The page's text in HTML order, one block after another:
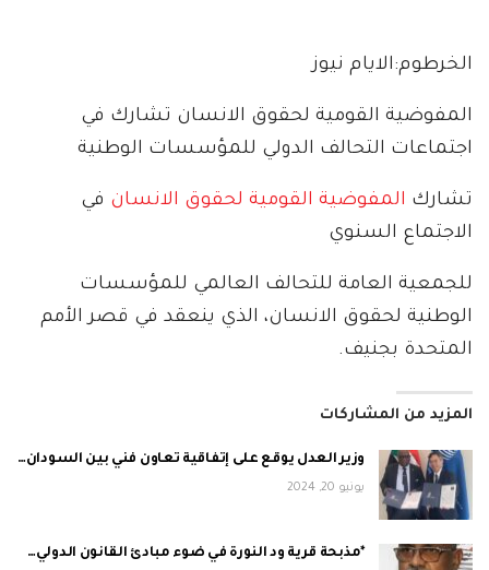
الخرطوم:الايام نيوز
المفوضية القومية لحقوق الانسان تشارك في
اجتماعات التحالف الدولي للمؤسسات الوطنية
تشارك المفوضية القومية لحقوق الانسان في
الاجتماع السنوي
للجمعية العامة للتحالف العالمي للمؤسسات
الوطنية لحقوق الانسان، الذي ينعقد في قصر الأمم
المتحدة بجنيف.
المزيد من المشاركات
وزير العدل يوقع على إتفاقية تعاون فني بين السودان…
يونيو 20, 2024
*مذبحة قرية ود النورة في ضوء مبادئ القانون الدولي…